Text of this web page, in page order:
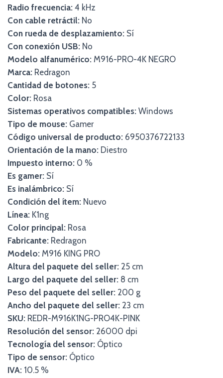
Radio frecuencia: 4 kHz
Con cable retráctil: No
Con rueda de desplazamiento: Sí
Con conexión USB: No
Modelo alfanumérico: M916-PRO-4K NEGRO
Marca: Redragon
Cantidad de botones: 5
Color: Rosa
Sistemas operativos compatibles: Windows
Tipo de mouse: Gamer
Código universal de producto: 6950376722133
Orientación de la mano: Diestro
Impuesto interno: 0 %
Es gamer: Sí
Es inalámbrico: Sí
Condición del ítem: Nuevo
Línea: K1ng
Color principal: Rosa
Fabricante: Redragon
Modelo: M916 KING PRO
Altura del paquete del seller: 25 cm
Largo del paquete del seller: 8 cm
Peso del paquete del seller: 200 g
Ancho del paquete del seller: 23 cm
SKU: REDR-M916K1NG-PRO4K-PINK
Resolución del sensor: 26000 dpi
Tecnología del sensor: Óptico
Tipo de sensor: Óptico
IVA: 10.5 %